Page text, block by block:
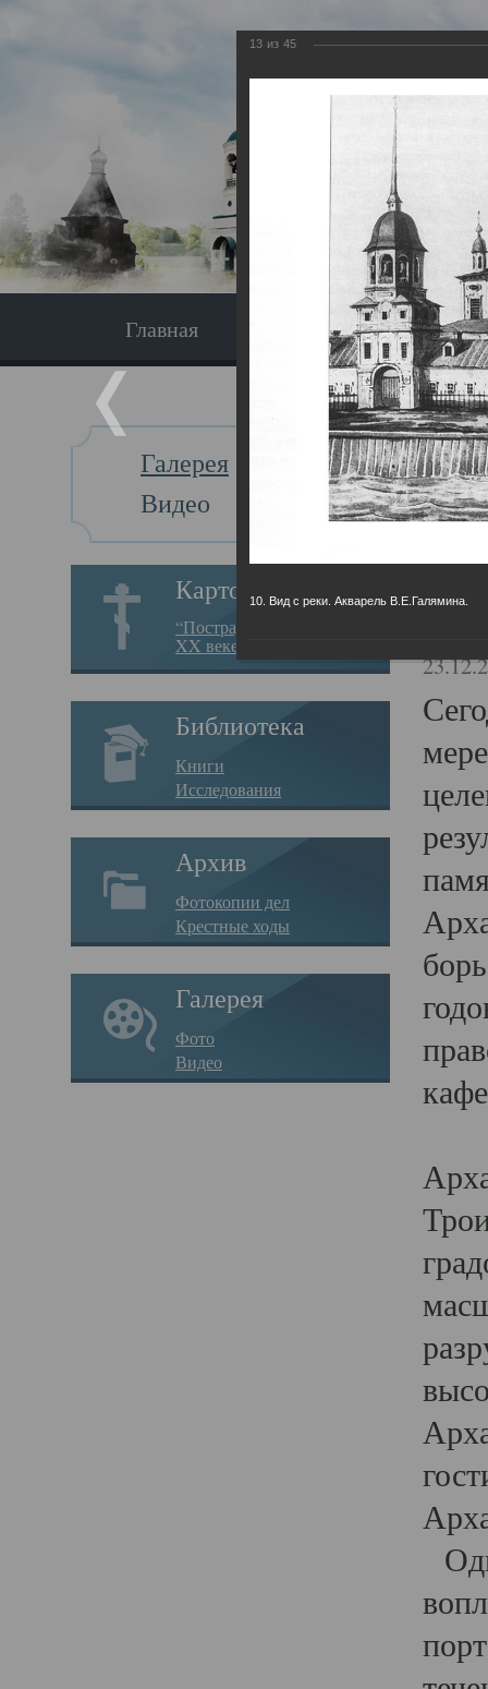
Главная Экскурсия
Галерея
Видео
Картотека
“Пострадавшие за веру в
XX веке на Севере”
Библиотека
Книги
Исследования
Архив
Фотокопии дел
Крестные ходы
Галерея
Фото
Видео
Главная
13 из 45
10. Вид с реки. Акварель В.Е.Галямина.